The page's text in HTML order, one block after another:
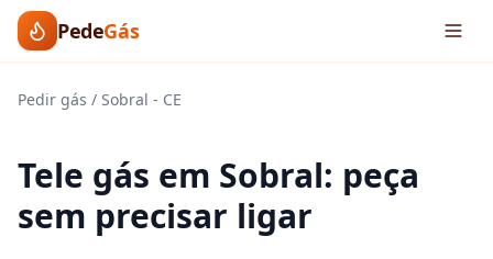
PedeGás
Pedir gás / Sobral - CE
Tele gás em Sobral: peça
sem precisar ligar